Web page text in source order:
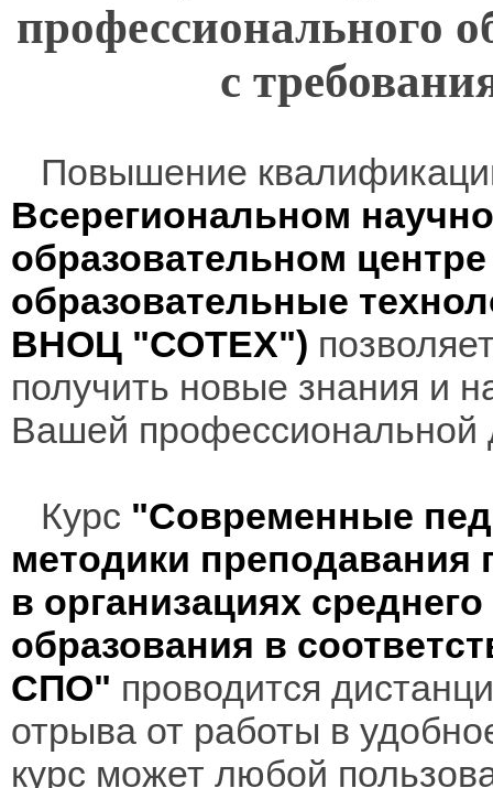
профессионального
с
Повышение
Всерегиональном
образовательном
образовательные
ВНОЦ "СОТЕХ")
получить новые знания и
Вашей профессиональной
Курс "Современные
методики
в организациях
образования в
СПО" проводится
отрыва от работы в
курс может любой